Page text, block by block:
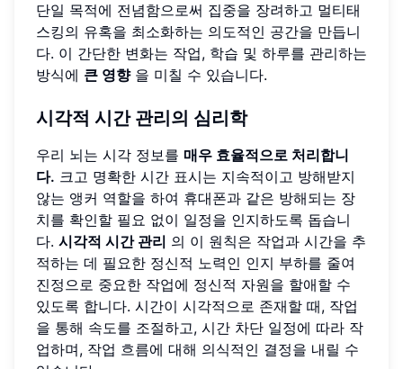
단일 목적에 전념함으로써 집중을 장려하고 멀티태
스킹의 유혹을 최소화하는 의도적인 공간을 만듭니
다. 이 간단한 변화는 작업, 학습 및 하루를 관리하는
방식에 큰 영향을 미칠 수 있습니다.
시각적 시간 관리의 심리학
우리 뇌는 시각 정보를 매우 효율적으로 처리합니
다. 크고 명확한 시간 표시는 지속적이고 방해받지
않는 앵커 역할을 하여 휴대폰과 같은 방해되는 장
치를 확인할 필요 없이 일정을 인지하도록 돕습니
다. 시각적 시간 관리 의 이 원칙은 작업과 시간을 추
적하는 데 필요한 정신적 노력인 인지 부하를 줄여
진정으로 중요한 작업에 정신적 자원을 할애할 수
있도록 합니다. 시간이 시각적으로 존재할 때, 작업
을 통해 속도를 조절하고, 시간 차단 일정에 따라 작
업하며, 작업 흐름에 대해 의식적인 결정을 내릴 수